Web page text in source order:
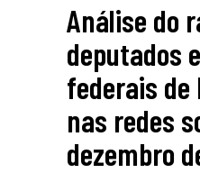
Análise do
deputados
federais de
nas redes
dezembro